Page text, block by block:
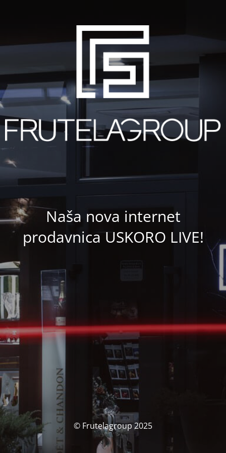
Naša nova internet
prodavnica USKORO LIVE!
© Frutelagroup 2025